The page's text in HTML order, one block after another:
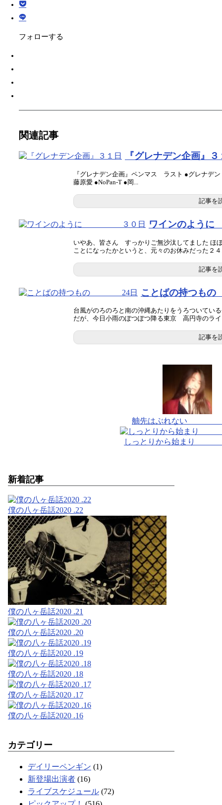
フォローする
関連記事
『グレナデン企画』３
『グレナデン企画』ペンマス ラスト ●グレナデ
藤原愛 ●NoPan-T ●岡...
記事を
ワインのよ
いやあ、皆さん すっかりご無沙汰してました ほ
ことになったかというと、元々のお休みだった２４
記事を
ことばの持つ
台風がのろのろと南の沖縄あたりをうろついてい
だが、今日小雨のぽつぽつ降る東京 高円寺のライ
記事を
舳先はぶれない
しっとりから始まり
新着記事
僕の八ヶ岳話2020 .22
僕の八ヶ岳話2020 .21
僕の八ヶ岳話2020 .20
僕の八ヶ岳話2020 .19
僕の八ヶ岳話2020 .18
僕の八ヶ岳話2020 .17
僕の八ヶ岳話2020 .16
カテゴリー
デイリーペンギン (1)
新登場出演者 (16)
ライブスケジュール (72)